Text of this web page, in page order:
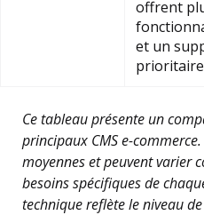
offrent
et un
Ce tableau présente un
principaux CMS e-
moyennes et peuvent varier
besoins spécifiques de
technique reflète le niveau